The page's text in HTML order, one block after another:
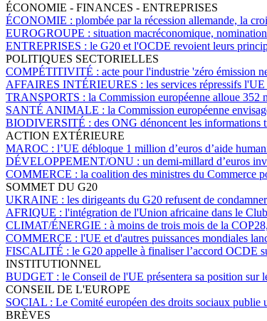
ÉCONOMIE - FINANCES - ENTREPRISES
ÉCONOMIE : plombée par la récession allemande, la
EUROGROUPE : situation macréconomique,
ENTREPRISES : le G20 et l'OCDE revoient leurs
POLITIQUES SECTORIELLES
COMPÉTITIVITÉ : acte pour l'industrie 'zéro émission
AFFAIRES INTÉRIEURES : les services répressifs
TRANSPORTS : la Commission européenne alloue 352
SANTÉ ANIMALE : la Commission européenne
BIODIVERSITÉ : des ONG dénoncent les informations
ACTION EXTÉRIEURE
MAROC : l’UE débloque 1 million d’euros d’aide
DÉVELOPPEMENT/ONU : un demi-millard d’euros
COMMERCE : la coalition des ministres du Commerce
SOMMET DU G20
UKRAINE : les dirigeants du G20 refusent de
AFRIQUE : l'intégration de l'Union africaine dans le
CLIMAT/ÉNERGIE : à moins de trois mois de la
COMMERCE : l'UE et d'autres puissances mondiales
FISCALITÉ : le G20 appelle à finaliser l’accord OCDE
INSTITUTIONNEL
BUDGET : le Conseil de l'UE présentera sa position sur
CONSEIL DE L'EUROPE
SOCIAL : Le Comité européen des droits sociaux
BRÈVES